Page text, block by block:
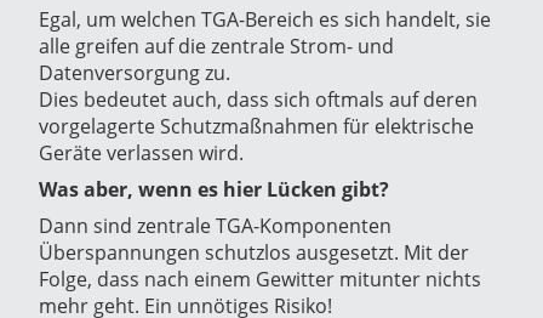
Egal, um welchen TGA-Bereich es sich handelt, sie
alle greifen auf die zentrale Strom- und
Datenversorgung zu.
Dies bedeutet auch, dass sich oftmals auf deren
vorgelagerte Schutzmaßnahmen für elektrische
Geräte verlassen wird.
Was aber, wenn es hier Lücken gibt?
Dann sind zentrale TGA-Komponenten
Überspannungen schutzlos ausgesetzt. Mit der
Folge, dass nach einem Gewitter mitunter nichts
mehr geht. Ein unnötiges Risiko!